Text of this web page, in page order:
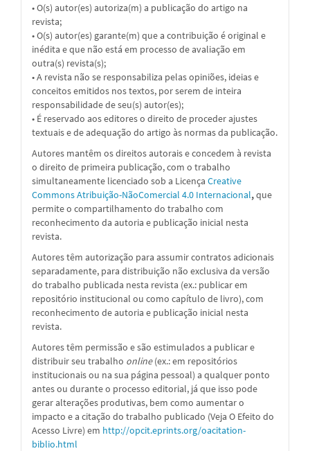
• O(s) autor(es) autoriza(m) a publicação do artigo na
revista;
• O(s) autor(es) garante(m) que a contribuição é original e
inédita e que não está em processo de avaliação em
outra(s) revista(s);
• A revista não se responsabiliza pelas opiniões, ideias e
conceitos emitidos nos textos, por serem de inteira
responsabilidade de seu(s) autor(es);
• É reservado aos editores o direito de proceder ajustes
textuais e de adequação do artigo às normas da publicação.
Autores mantêm os direitos autorais e concedem à revista
o direito de primeira publicação, com o trabalho
simultaneamente licenciado sob a Licença Creative
Commons Atribuição-NãoComercial 4.0 Internacional,que
permite o compartilhamento do trabalho com
reconhecimento da autoria e publicação inicial nesta
revista.
Autores têm autorização para assumir contratos adicionais
separadamente, para distribuição não exclusiva da versão
do trabalho publicada nesta revista (ex.: publicar em
repositório institucional ou como capítulo de livro), com
reconhecimento de autoria e publicação inicial nesta
revista.
Autores têm permissão e são estimulados a publicar e
distribuir seu trabalho online(ex.: em repositórios
institucionais ou na sua página pessoal) a qualquer ponto
antes ou durante o processo editorial, já que isso pode
gerar alterações produtivas, bem como aumentar o
impacto e a citação do trabalho publicado (Veja O Efeito do
Acesso Livre) em http://opcit.eprints.org/oacitation-
biblio.html